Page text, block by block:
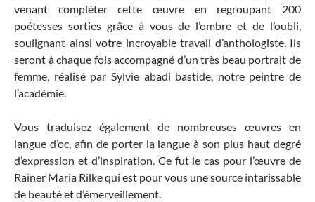
venant compléter cette œuvre en regroupant 200
poétesses sorties grâce à vous de l’ombre et de l’oubli,
soulignant ainsi votre incroyable travail d’anthologiste. Ils
seront à chaque fois accompagné d’un très beau portrait de
femme, réalisé par Sylvie abadi bastide, notre peintre de
l’académie.
Vous traduisez également de nombreuses œuvres en
langue d’oc, afin de porter la langue à son plus haut degré
d’expression et d’inspiration. Ce fut le cas pour l’œuvre de
Rainer Maria Rilke qui est pour vous une source intarissable
de beauté et d’émerveillement.